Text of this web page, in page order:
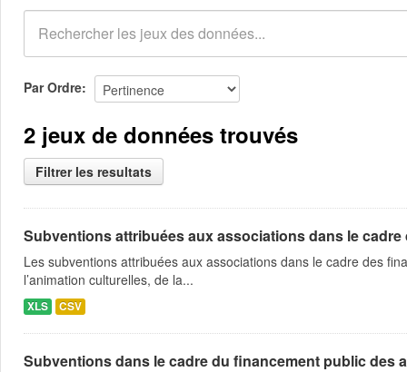
Par Ordre
2 jeux de données trouvés
Filtrer les resultats
Subventions attribuées aux associations dans le
Les subventions attribuées aux associations dans le cadre des
l’animation culturelles, de la...
XLS CSV
Subventions dans le cadre du financement public des